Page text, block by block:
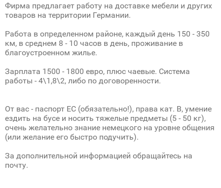
Фирма предлагает работу на доставке мебели и других
товаров на территории Германии.
Работа в определенном районе, каждый день 150 - 350
км, в среднем 8 - 10 часов в день, проживание в
благоустроенном жилье.
Зарплата 1500 - 1800 евро, плюс чаевые. Система
работы - 4\1,8\2, либо по договоренности.
От вас - паспорт ЕС (обязательно!), права кат. В, умение
ездить на бусе и носить тяжелые предметы (5 - 50 кг),
очень желательно знание немецкого на уровне общения
(или желание его быстро подучить).
За дополнительной информацией обращайтесь на
почту.